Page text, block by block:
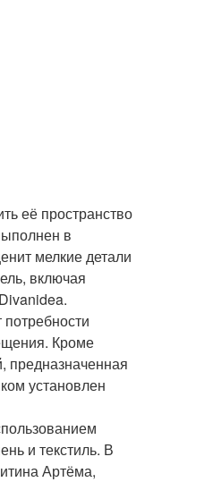
её пространство
в
мелкие детали
включая
Кроме
предназначенная
установлен
и текстиль. В
Артёма,